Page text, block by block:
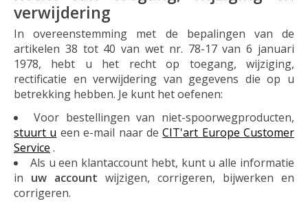
verwijdering
In overeenstemming met de bepalingen van de
artikelen 38 tot 40 van wet nr. 78-17 van 6 januari
1978, hebt u het recht op toegang, wijziging,
rectificatie en verwijdering van gegevens die op u
betrekking hebben. Je kunt het oefenen:
Voor bestellingen van niet-spoorwegproducten,
stuurt u een e-mail naar deCIT'art Europe Customer
Service .
Als u een klantaccount hebt, kunt u alle informatie
in uw account wijzigen, corrigeren, bijwerken en
corrigeren.